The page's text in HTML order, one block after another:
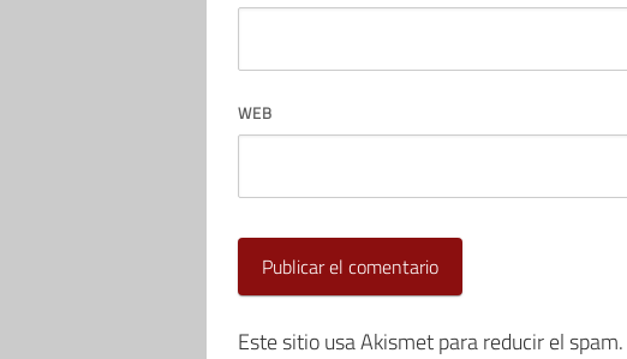
WEB
Este sitio usa Akismet para reducir el spam.